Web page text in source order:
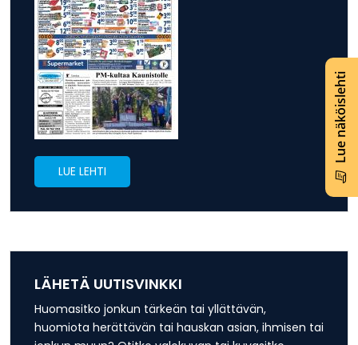
Lue näköislehti
LUE LEHTI
LÄHETÄ UUTISVINKKI
Huomasitko jonkun tärkeän tai yllättävän,
huomiota herättävän tai hauskan asian, ihmisen tai